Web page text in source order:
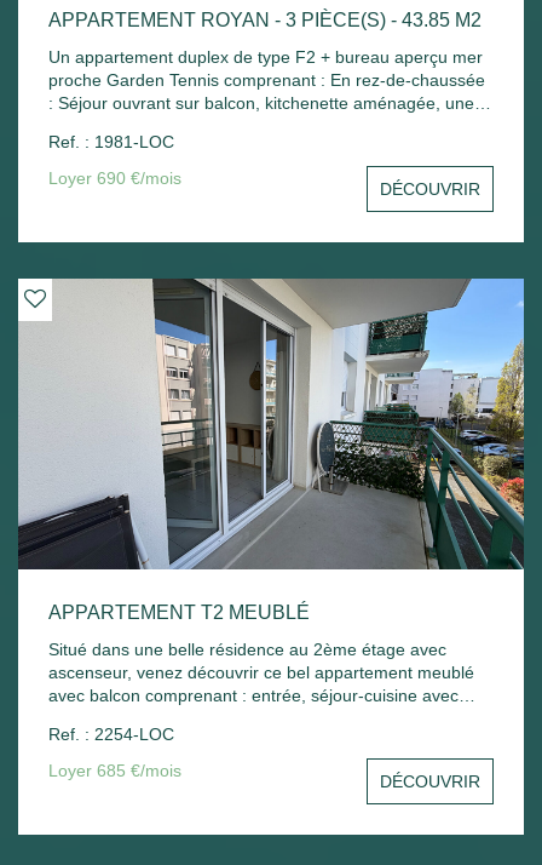
APPARTEMENT ROYAN - 3 PIÈCE(S) - 43.85 M2
Un appartement duplex de type F2 + bureau aperçu mer
proche Garden Tennis comprenant : En rez-de-chaussée
: Séjour ouvrant sur balcon, kitchenette aménagée, une
avec placard, une chambre mansardée, salle de bains
avec placard. Place de parking - Chauffage électrique.
Ref. : 1981-LOC
Loyer 690 €/mois
DÉCOUVRIR
APPARTEMENT T2 MEUBLÉ
Situé dans une belle résidence au 2ème étage avec
ascenseur, venez découvrir ce bel appartement meublé
avec balcon comprenant : entrée, séjour-cuisine avec
Chauffage électrique. Libre de suite
Ref. : 2254-LOC
Loyer 685 €/mois
DÉCOUVRIR